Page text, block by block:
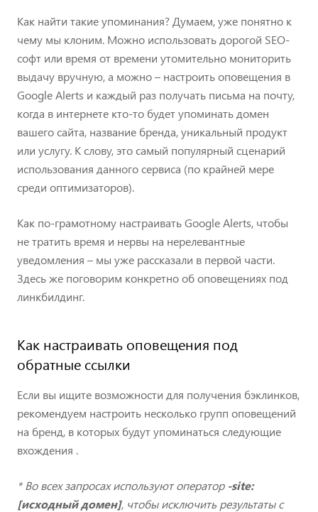
Как найти такие упоминания? Думаем, уже понятно к
чему мы клоним. Можно использовать дорогой SEO-
софт или время от времени утомительно мониторить
выдачу вручную, а можно – настроить оповещения в
Google Alerts и каждый раз получать письма на почту,
когда в интернете кто-то будет упоминать домен
вашего сайта, название бренда, уникальный продукт
или услугу. К слову, это самый популярный сценарий
использования данного сервиса (по крайней мере
среди оптимизаторов).
Как по-грамотному настраивать Google Alerts, чтобы
не тратить время и нервы на нерелевантные
уведомления – мы уже рассказали в первой части.
Здесь же поговорим конкретно об оповещениях под
линкбилдинг.
Как настраивать оповещения под
обратные ссылки
Если вы ищите возможности для получения бэклинков,
рекомендуем настроить несколько групп оповещений
на бренд, в которых будут упоминаться следующие
вхождения .
* Во всех запросах используют оператор -site:
[исходный домен], чтобы исключить результаты с